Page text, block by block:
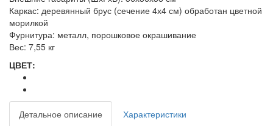
Каркас: деревянный брус (сечение 4х4 см) обработан цветной
морилкой
Фурнитура: металл, порошковое окрашивание
Вес: 7,55 кг
ЦВЕТ:
Детальное описание
Характеристики